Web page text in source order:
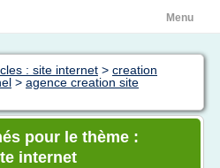
Menu
: site internet > creation
> agence creation site
pour le thème :
internet